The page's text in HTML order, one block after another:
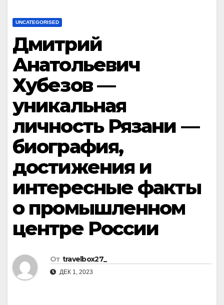
UNCATEGORISED
Дмитрий
Анатольевич
Хубезов —
уникальная
личность Рязани —
биография,
достижения и
интересные факты
о промышленном
центре России
От travelbox27_
ДЕК 1, 2023